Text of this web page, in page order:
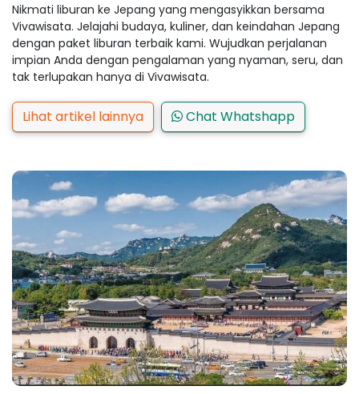
Nikmati liburan ke Jepang yang mengasyikkan bersama
Vivawisata. Jelajahi budaya, kuliner, dan keindahan Jepang
dengan paket liburan terbaik kami. Wujudkan perjalanan
impian Anda dengan pengalaman yang nyaman, seru, dan
tak terlupakan hanya di Vivawisata.
Lihat artikel lainnya Chat Whatshapp